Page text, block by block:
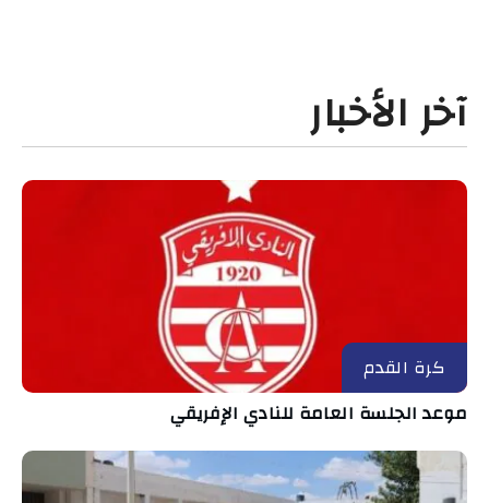
آخر الأخبار
كرة القدم
موعد الجلسة العامة للنادي الإفريقي